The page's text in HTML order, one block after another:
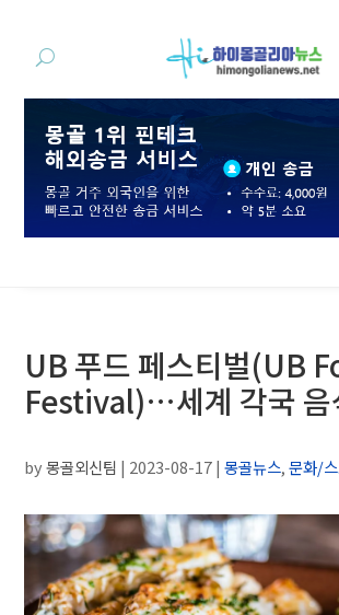
UB 푸드 페스티벌(UB
Festival)…세계 각국 음
by몽골외신팀 | 2023-08-17|몽골뉴스,문화/